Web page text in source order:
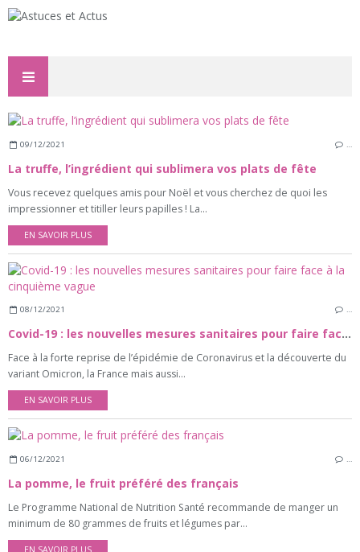
09/12/2021 …
La truffe, l’ingrédient qui sublimera vos plats de fête
Vous recevez quelques amis pour Noël et vous cherchez de quoi les
impressionner et titiller leurs papilles ! La...
EN SAVOIR PLUS
08/12/2021 …
Covid-19 : les nouvelles mesures sanitaires pour faire face à la cinquième vague
Face à la forte reprise de l’épidémie de Coronavirus et la découverte du
variant Omicron, la France mais aussi...
EN SAVOIR PLUS
06/12/2021 …
La pomme, le fruit préféré des français
Le Programme National de Nutrition Santé recommande de manger un
minimum de 80 grammes de fruits et légumes par...
EN SAVOIR PLUS